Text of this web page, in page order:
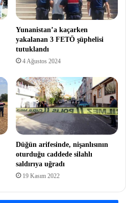
Yunanistan’a kaçarken
yakalanan 3 FETÖ şüphelisi
tutuklandı
4 Ağustos 2024
Düğün arifesinde, nişanlısının
oturduğu caddede silahlı
saldırıya uğradı
19 Kasım 2022